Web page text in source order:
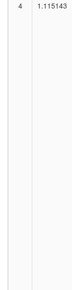
4 1.115143